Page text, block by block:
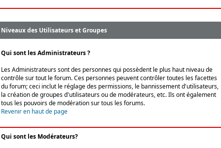
Niveaux des Utilisateurs et Groupes
Qui sont les Administrateurs ?
Les Administrateurs sont des personnes qui possèdent le plus haut niveau de
contrôle sur tout le forum. Ces personnes peuvent contrôler toutes les facettes
du forum; ceci inclut le réglage des permissions, le bannissement d'utilisateurs,
la création de groupes d'utilisateurs ou de modérateurs, etc. Ils ont également
tous les pouvoirs de modération sur tous les forums.
Revenir en haut de page
Qui sont les Modérateurs?